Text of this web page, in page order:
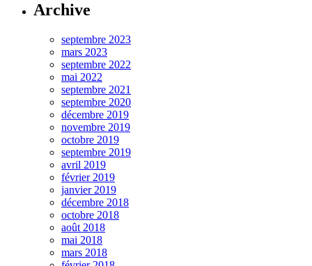
Archive
septembre 2023
mars 2023
septembre 2022
mai 2022
septembre 2021
septembre 2020
décembre 2019
novembre 2019
octobre 2019
septembre 2019
avril 2019
février 2019
janvier 2019
décembre 2018
octobre 2018
août 2018
mai 2018
mars 2018